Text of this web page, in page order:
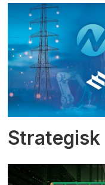
Strategisk